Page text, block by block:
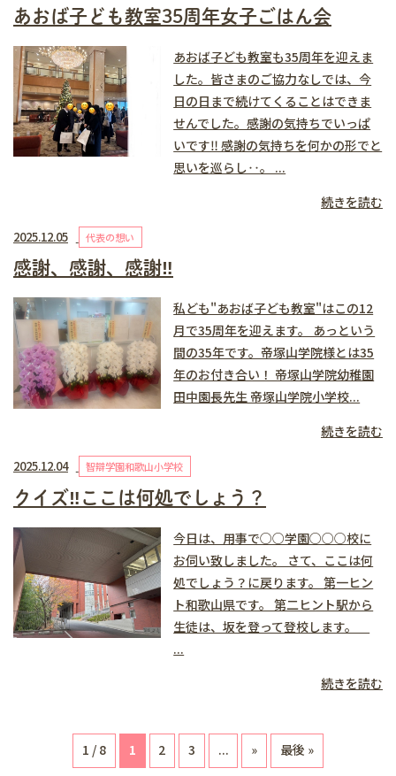
あおば子ども教室35周年女子ごはん会
あおば子ども教室も35周年を迎えま
した。皆さまのご協力なしでは、今
日の日まで続けてくることはできま
せんでした。感謝の気持ちでいっぱ
いです‼️ 感謝の気持ちを何かの形でと
思いを巡らし‥。 ...
続きを読む
2025.12.05 代表の想い
感謝、感謝、感謝‼️
私ども"あおば子ども教室"はこの12
月で35周年を迎えます。 あっという
間の35年です。帝塚山学院様とは35
年のお付き合い！ 帝塚山学院幼稚園
田中園長先生 帝塚山学院小学校...
続きを読む
2025.12.04 智辯学園和歌山小学校
クイズ‼️ここは何処でしょう？
今日は、用事で○○学園○○○校に
お伺い致しました。 さて、ここは何
処でしょう？に戻ります。 第一ヒン
ト和歌山県です。 第二ヒント駅から
生徒は、坂を登って登校します。
...
続きを読む
1 / 8 1 2 3 ... » 最後 »